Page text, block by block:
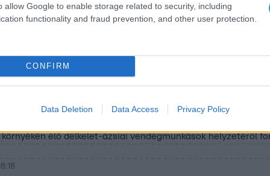
allow Google to enable storage related to security, including
functionality and fraud prevention, and other user protection.
CONFIRM
Data Deletion Data Access Privacy Policy
5:00
hagyniuk a családot, annyival több
lánykollégiumban az indiai
laknak Berettyóújfalu főutcáján, az egykori
lehetnek. Mindannyian Debrecenbe járnak be, a BMW-
vendégmunkások nem ott laknak, ahol dolgoznak, és mivel
most konzultációs kérdőívben kérik ki a lakók véleményét
élő délkelet-ázsiai vendégmunkások helyzetéről